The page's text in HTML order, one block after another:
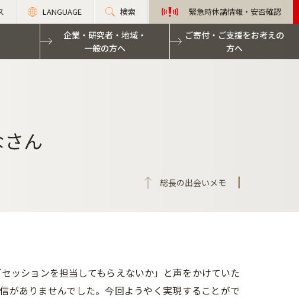
LANGUAGE 検索 緊急時休講情報・安否確認
企業・研究者・地域・
一般の方へ
ご寄付・ご支援をお考えの
方へ
ん
総長の出会いメモ
ッションを担当してもらえないか」と声をかけていた
がありませんでした。今回ようやく実現することがで